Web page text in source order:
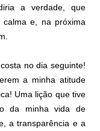
a verdade, que
e, na próxima
no dia seguinte!
a minha atitude
Uma lição que tive
da minha vida de
a transparência e a